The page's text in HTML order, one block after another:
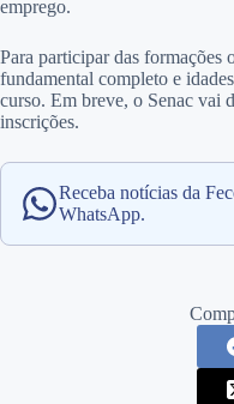
emprego.
Para participar das formações
fundamental completo e
curso. Em breve, o Senac vai
inscrições.
Receba notícias da
WhatsApp.